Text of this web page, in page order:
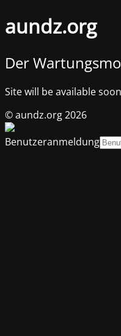
aundz.org
Der
Site will be available
© aundz.org 2026
Benutzeranmeldung